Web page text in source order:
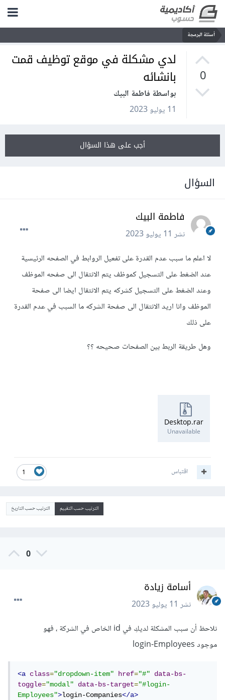
أسئلة البرمجة
0
لدي مشكلة في موقع توظيف قمت
بانشائه
بواسطة فاطمة البيك
11 يوليو 2023
أجب على هذا السؤال
السؤال
فاطمة البيك
نشر11 يوليو 2023
لا اعلم ما سبب عدم القدرة على تفعيل الروابط في الصفحه الرئيسية
عند الضغط على التسجيل كموظف يتم الانتقال الى صفحه الموظف
وعند الضغط على التسجيل كشركه يتم الانتقال ايضا الى صفحة
الموظف وانا اريد الانتقال الى صفحة الشركه ما السبب في عدم القدرة
على ذلك
وهل طريقة الربط بين الصفحات صحيحه ؟؟
Desktop.rar
Unavailable
1 اقتباس
الترتيب حسب التقييم الترتيب حسب التاريخ
0
أسامة زيادة
نشر11 يوليو 2023
نلاحظ أن سبب المشكلة لديكِ في id الخاص في الشركة ، فهو
موجود login-Employees
<a class="dropdown-item" href="#"
data-bs-
toggle="modal" data-bs-target="#login-
Employees">login-Companies</a>